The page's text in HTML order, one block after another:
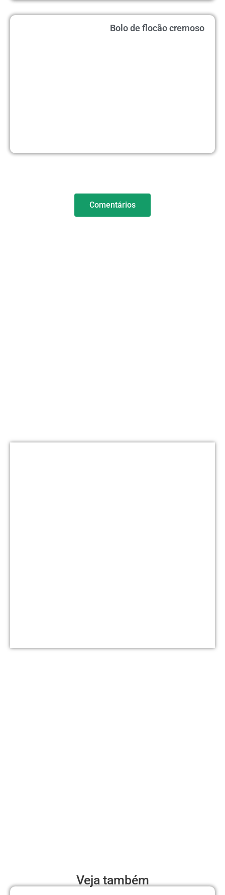
Bolo de flocão cremoso
Comentários
Veja também